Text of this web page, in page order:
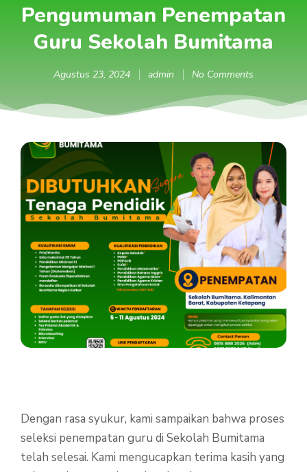
Pengumuman Penempatan
Guru Sekolah Bumitama
Agustus 23, 2024 admin No Comments
Dengan rasa syukur, kami sampaikan bahwa proses
seleksi penempatan guru di Sekolah Bumitama
telah selesai. Kami mengucapkan terima kasih yang